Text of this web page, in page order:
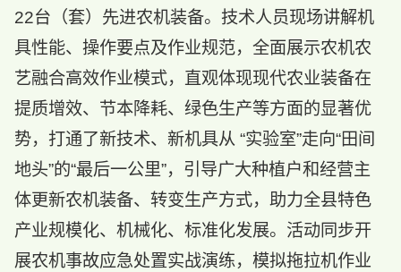
22台（套）先进农机装备。技术人员现场讲解机
具性能、操作要点及作业规范，全面展示农机农
艺融合高效作业模式，直观体现现代农业装备在
提质增效、节本降耗、绿色生产等方面的显著优
势，打通了新技术、新机具从 “实验室”走向“田间
地头”的“最后一公里”，引导广大种植户和经营主
体更新农机装备、转变生产方式，助力全县特色
产业规模化、机械化、标准化发展。活动同步开
展农机事故应急处置实战演练，模拟拖拉机作业